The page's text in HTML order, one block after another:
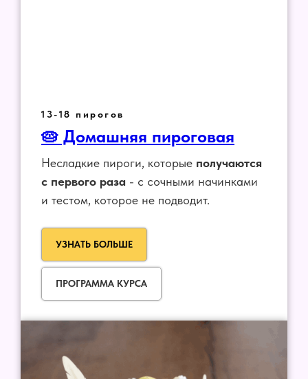
13-18 пирогов
🥧 Домашняя пироговая
Несладкие пироги, которые получаются
с первого раза - с сочными начинками
и тестом, которое не подводит.
УЗНАТЬ БОЛЬШЕ
ПРОГРАММА КУРСА